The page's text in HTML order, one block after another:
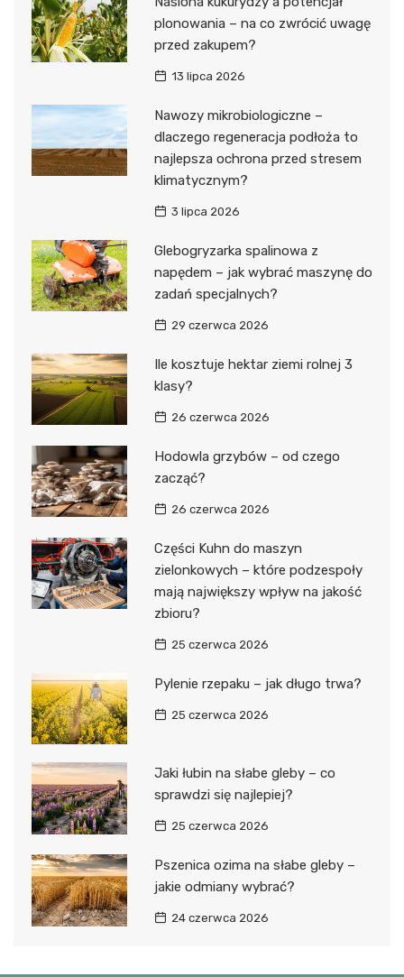
plonowania – na co zwrócić uwagę
przed zakupem?
13 lipca 2026
Nawozy mikrobiologiczne –
dlaczego regeneracja podłoża to
najlepsza ochrona przed stresem
klimatycznym?
3 lipca 2026
Glebogryzarka spalinowa z
napędem – jak wybrać maszynę do
zadań specjalnych?
29 czerwca 2026
Ile kosztuje hektar ziemi rolnej 3
klasy?
26 czerwca 2026
Hodowla grzybów – od czego
zacząć?
26 czerwca 2026
Części Kuhn do maszyn
zielonkowych – które podzespoły
mają największy wpływ na jakość
zbioru?
25 czerwca 2026
Pylenie rzepaku – jak długo trwa?
25 czerwca 2026
Jaki łubin na słabe gleby – co
sprawdzi się najlepiej?
25 czerwca 2026
Pszenica ozima na słabe gleby –
jakie odmiany wybrać?
24 czerwca 2026